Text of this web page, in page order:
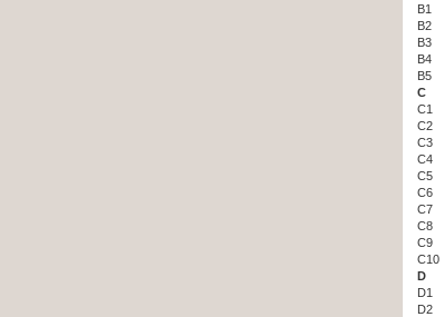
B1
B2
B3
B4
B5
C
C1
C2
C3
C4
C5
C6
C7
C8
C9
C10
D
D1
D2